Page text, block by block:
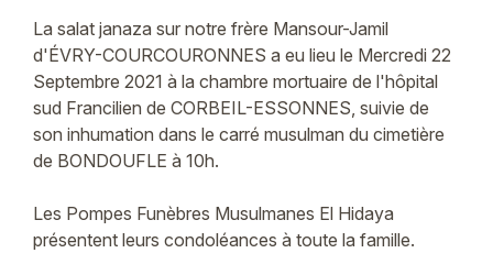
La salat janaza sur notre frère Mansour-Jamil
d'ÉVRY-COURCOURONNES a eu lieu le Mercredi 22
Septembre 2021 à la chambre mortuaire de l'hôpital
sud Francilien de CORBEIL-ESSONNES, suivie de
son inhumation dans le carré musulman du cimetière
de BONDOUFLE à 10h.
Les Pompes Funèbres Musulmanes El Hidaya
présentent leurs condoléances à toute la famille.